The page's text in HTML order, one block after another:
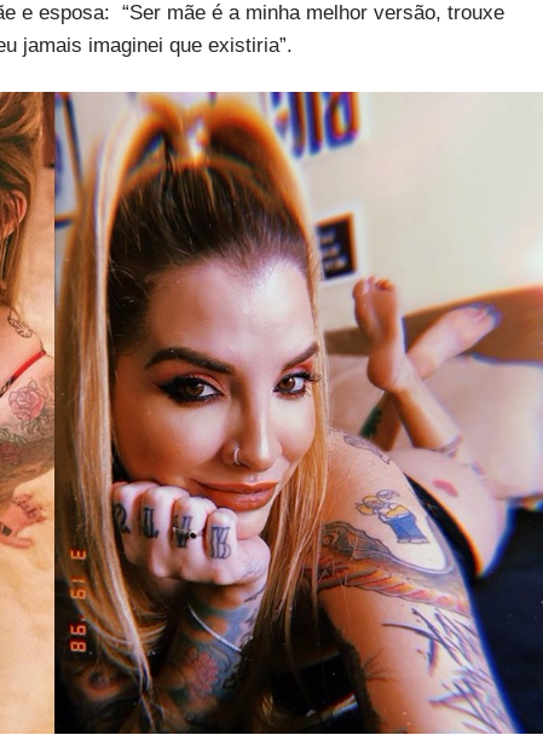
e esposa: “Ser mãe é a minha melhor versão, trouxe
jamais imaginei que existiria”.